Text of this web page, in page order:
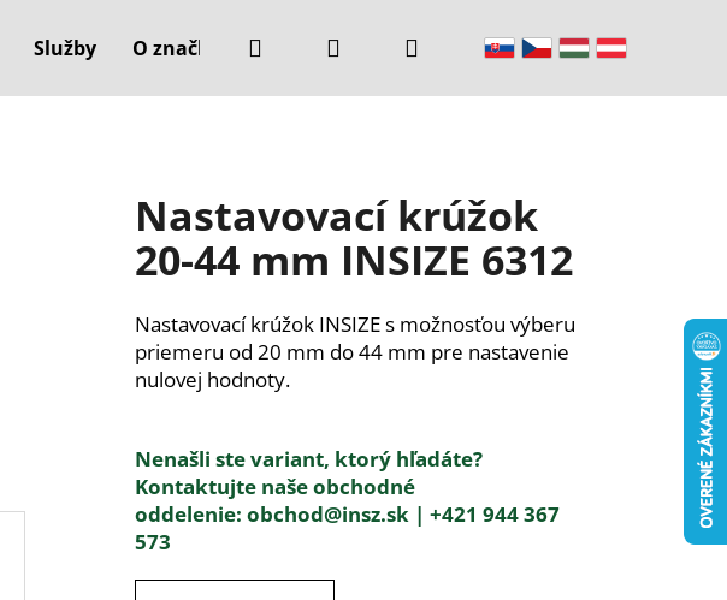
Služby O značke Kontakty
Hľadať PrihlásenieNákupný
Nastavovací krúžok
20-44 mm INSIZE 6312
Nastavovací krúžok INSIZE s možnosťou výberu
priemeru od 20 mm do 44 mm pre nastavenie
nulovej hodnoty.
Nenašli ste variant, ktorý hľadáte?
Kontaktujte naše obchodné
oddelenie: obchod@insz.sk | +421 944 367
573